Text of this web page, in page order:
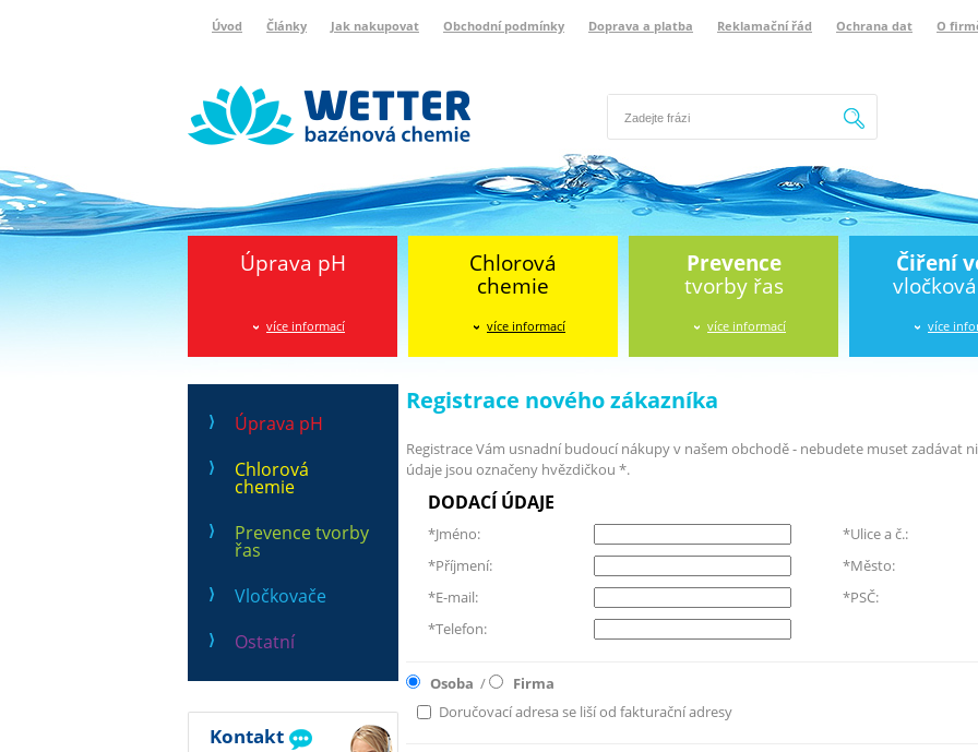
Úvod Články Jak nakupovat Obchodní podmínky Doprava a platba Reklamační řád Ochrana dat O
Hledat
Úprava pH
více informací
Chlorová
chemie
více informací
Prevence
tvorby řas
více informací
Čiření
více
Úprava pH
Chlorová
chemie
Prevence tvorby
řas
Vločkovače
Ostatní
Kontakt
Registrace nového zákazníka
Registrace Vám usnadní budoucí nákupy v našem obchodě - nebudete muset zadávat
údaje jsou označeny hvězdičkou *.
DODACÍ ÚDAJE
*Jméno:
*Ulice a č.:
*Příjmení:
*Město:
*E-mail:
*PSČ:
*Telefon:
Osoba /
Firma
Doručovací adresa se liší od fakturační adresy